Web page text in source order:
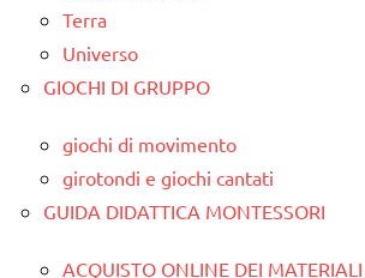
Terra
Universo
GIOCHI DI GRUPPO
giochi di movimento
girotondi e giochi cantati
GUIDA DIDATTICA MONTESSORI
ACQUISTO ONLINE DEI